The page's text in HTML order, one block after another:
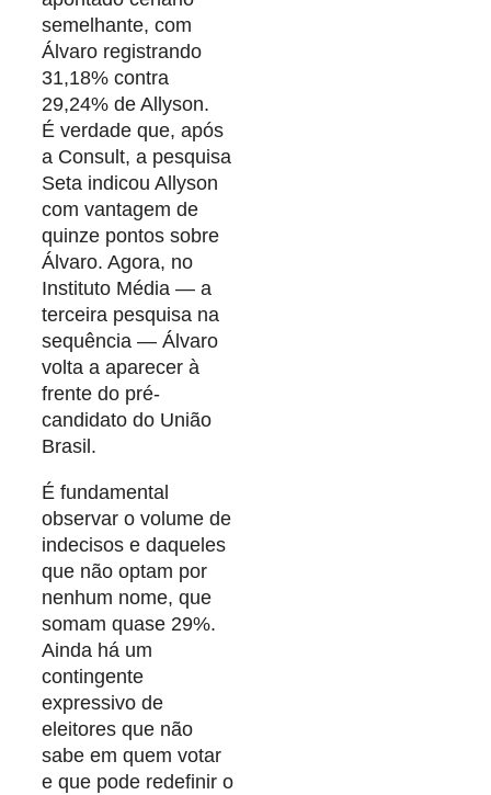
semelhante, com
Álvaro registrando
31,18% contra
29,24% de Allyson.
É verdade que, após
a Consult, a pesquisa
Seta indicou Allyson
com vantagem de
quinze pontos sobre
Álvaro. Agora, no
Instituto Média — a
terceira pesquisa na
sequência — Álvaro
volta a aparecer à
frente do pré-
candidato do União
Brasil.
É fundamental
observar o volume de
indecisos e daqueles
que não optam por
nenhum nome, que
somam quase 29%.
Ainda há um
contingente
expressivo de
eleitores que não
sabe em quem votar
e que pode redefinir o